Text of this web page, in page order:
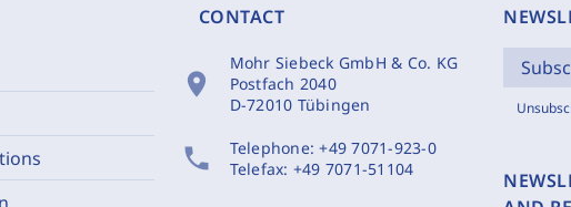
CONTACT
location_on
Mohr Siebeck GmbH & Co. KG
Postfach 2040
D-72010 Tübingen
phone Telephone:+49 7071-923-0
Telefax: +49 7071-51104